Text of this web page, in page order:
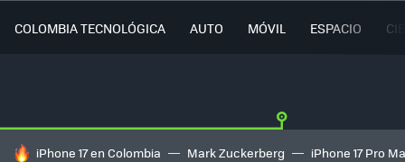
COLOMBIA TECNOLÓGICA AUTO MÓVIL ESPACIO
HOY SE HABLA DE
iPhone 17 en Colombia Mark Zuckerberg iPhone 17 Pro